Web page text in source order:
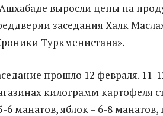
выросли цены на
заседания Халк
Туркменистана».
прошло 12 февраля. 11-
килограмм картофеля
6 манатов, яблок – 6-8